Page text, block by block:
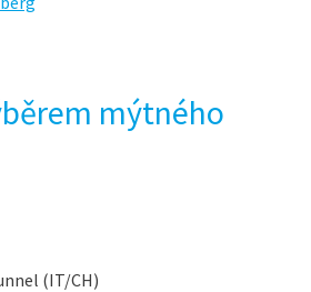
mýtného
(IT/CH)